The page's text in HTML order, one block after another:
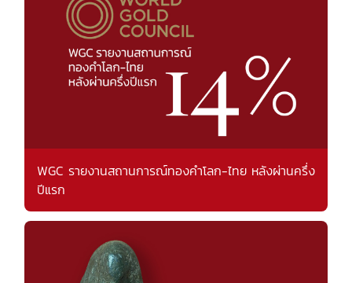
WGC รายงานสถานการณ์ทองคำโลก-ไทย หลังผ่านครึ่ง
ปีแรก